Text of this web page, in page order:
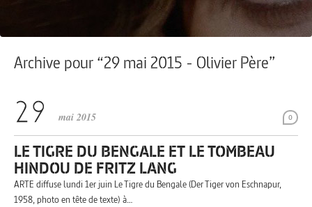
Archive pour “29 mai 2015 - Olivier Père”
0
mai 2015
LE TIGRE DU BENGALE ET LE TOMBEAU
HINDOU DE FRITZ LANG
ARTE diffuse lundi 1er juin Le Tigre du Bengale (Der Tiger von Eschnapur,
1958, photo en tête de texte) à…